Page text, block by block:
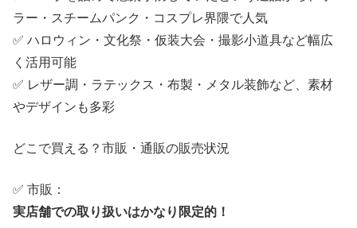
ラー・スチームパンク・コスプレ界隈で人気
✅ ハロウィン・文化祭・仮装大会・撮影小道具など幅広
く活用可能
✅ レザー調・ラテックス・布製・メタル装飾など、素材
やデザインも多彩
どこで買える？市販・通販の販売状況
✅ 市販：
実店舗での取り扱いはかなり限定的！